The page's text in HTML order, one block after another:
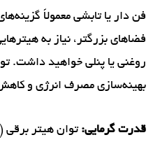
فن دار یا تابشی معمولاً
فضاهای بزرگتر، نیاز به
روغنی یا پنلی خواهید داشت.
بهینه‌سازی مصرف انرژی و
قدرت گرمایی: توان هیتر برقی